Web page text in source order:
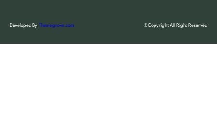
Developed By Themegrove.com ©Copyright All Right Reserved